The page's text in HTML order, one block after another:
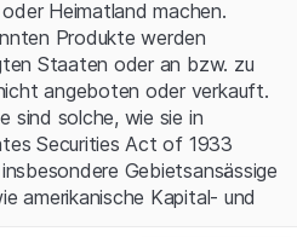
Heimatland machen.
Produkte werden
Staaten oder an bzw. zu
angeboten oder verkauft.
sind solche, wie sie in
Securities Act of 1933
Gebietsansässige
amerikanische Kapital- und